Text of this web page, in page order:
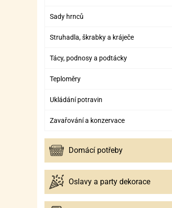
Sady hrnců
Struhadla, škrabky a kráječe
Tácy, podnosy a podtácky
Teploměry
Ukládání potravin
Zavařování a konzervace
Domácí potřeby
Oslavy a party dekorace